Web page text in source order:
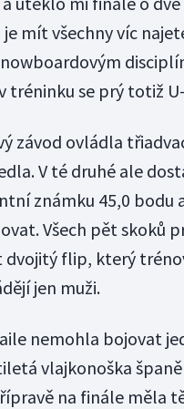
je mít všechny víc
tréninku se prý totiž
závod ovládla
V té druhé ale
známku 45,0 bodu
Všech pět skoků
dvojitý flip, který
jen muži.
nemohla bojovat
vlajkonoška
na finále měla